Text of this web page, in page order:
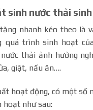
sinh nước thải
nhanh kéo theo là
quá trình sinh hoạt
thải ảnh hưởng
giặt, nấu ăn….
hoạt động, có một số
hoạt như sau: